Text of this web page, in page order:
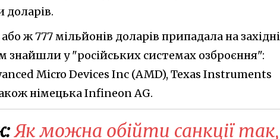
доларів.
ж 777 мільйонів доларів припадала на західні
знайшли у "російських системах озброєння":
Micro Devices Inc (AMD), Texas Instruments
німецька Infineon AG.
Як можна обійти санкції так,